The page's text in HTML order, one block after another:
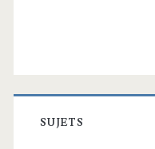
SUJETS